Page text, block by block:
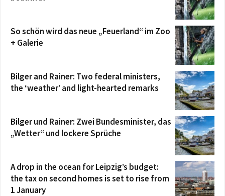
So schön wird das neue „Feuerland“ im Zoo
+ Galerie
Bilger and Rainer: Two federal ministers,
the ‘weather’ and light-hearted remarks
Bilger und Rainer: Zwei Bundesminister, das
„Wetter“ und lockere Sprüche
A drop in the ocean for Leipzig’s budget:
the tax on second homes is set to rise from
1 January